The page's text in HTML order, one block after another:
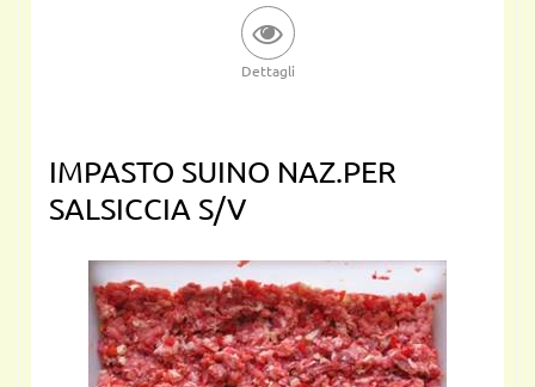
Dettagli
IMPASTO SUINO NAZ.PER
SALSICCIA S/V